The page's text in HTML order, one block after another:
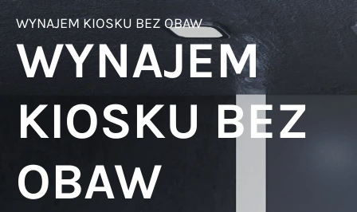
WYNAJEM KIOSKU BEZ OBAW
WYNAJEM
KIOSKU BEZ
OBAW